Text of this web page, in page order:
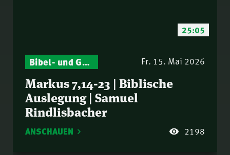
25:05
Bibel- und Gebetsstunde – Jeden Donnerstag neu: Vers-für-Vers-Auslegungen Fr. 15. Mai 2026
Markus 7,14-23 | Biblische
Auslegung | Samuel
Rindlisbacher
ANSCHAUEN 2198